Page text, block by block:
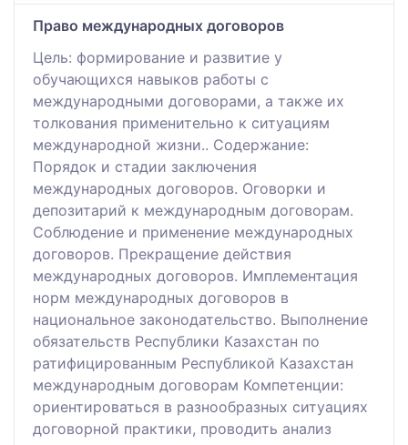
Право международных договоров
Цель: формирование и развитие у
обучающихся навыков работы с
международными договорами, а также их
толкования применительно к ситуациям
международной жизни.. Содержание:
Порядок и стадии заключения
международных договоров. Оговорки и
депозитарий к международным договорам.
Соблюдение и применение международных
договоров. Прекращение действия
международных договоров. Имплементация
норм международных договоров в
национальное законодательство. Выполнение
обязательств Республики Казахстан по
ратифицированным Республикой Казахстан
международным договорам Компетенции:
ориентироваться в разнообразных ситуациях
договорной практики, проводить анализ